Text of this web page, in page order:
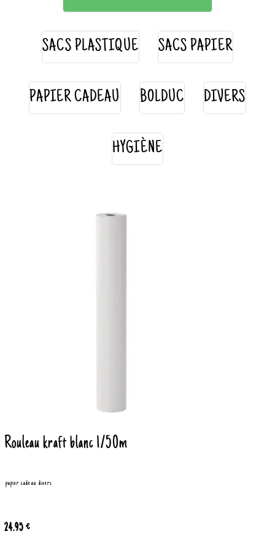
SACS PLASTIQUE SACS PAPIER
PAPIER CADEAU BOLDUC DIVERS
HYGIÈNE
Rouleau kraft blanc 1/50m
papier cadeau divers
24.95 €